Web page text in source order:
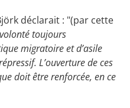
déclarait : "(par cette
toujours
migratoire et d’asile
L’ouverture de ces
doit être renforcée, en ce